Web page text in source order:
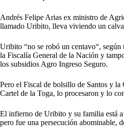
Andrés Felipe Arias ex ministro de
llamado Uribito, lleva viviendo un
Uribito “no se robó un centavo“, según
la Fiscalía General de la Nación y
los subsidios Agro Ingreso Seguro.
Pero el Fiscal de bolsillo de Santos y la
Cartel de la Toga, lo procesaron y lo
El infierno de Uribito y su familia está
pero fue una persecución abominable,